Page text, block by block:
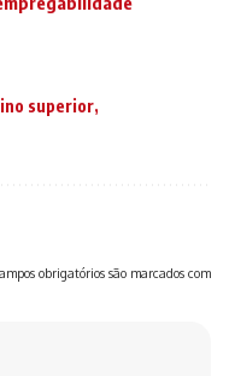
superior
obrigatórios são marcados com